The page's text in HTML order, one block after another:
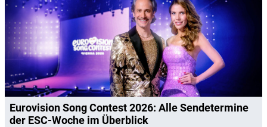
Eurovision Song Contest 2026: Alle Sendetermine
der ESC-Woche im Überblick